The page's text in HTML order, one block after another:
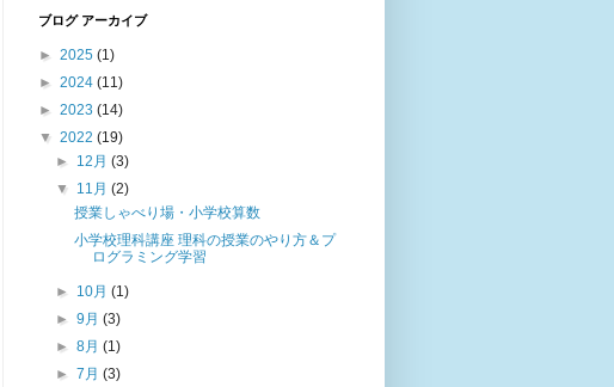
ブログ アーカイブ
► 2025 (1)
► 2024 (11)
► 2023 (14)
▼ 2022 (19)
► 12月(3)
▼ 11月(2)
授業しゃべり場・小学校算数
小学校理科講座 理科の授業のやり方＆プ
ログラミング学習
► 10月(1)
►9月(3)
►8月(1)
►7月(3)